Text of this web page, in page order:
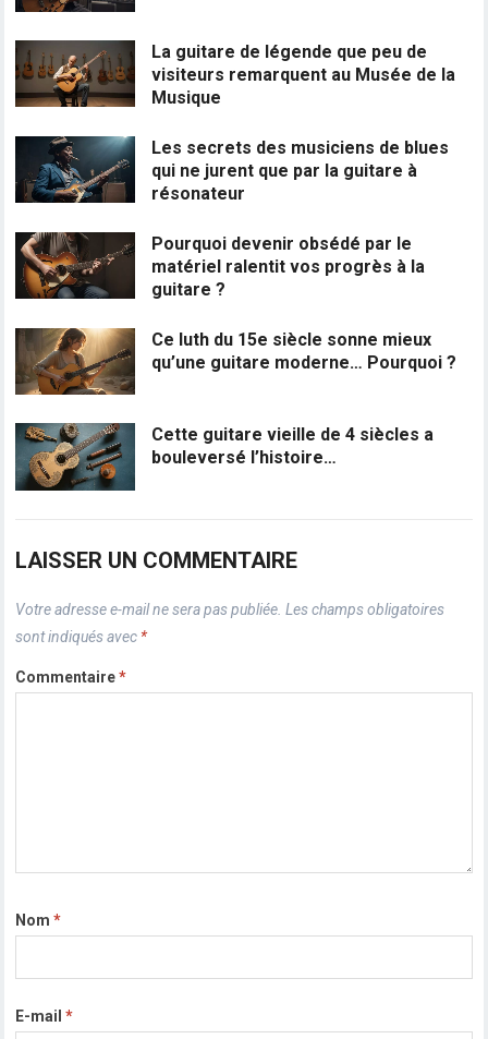
La guitare de légende que peu de
visiteurs remarquent au Musée de la
Musique
Les secrets des musiciens de blues
qui ne jurent que par la guitare à
résonateur
Pourquoi devenir obsédé par le
matériel ralentit vos progrès à la
guitare ?
Ce luth du 15e siècle sonne mieux
qu’une guitare moderne… Pourquoi ?
Cette guitare vieille de 4 siècles a
bouleversé l’histoire…
LAISSER UN COMMENTAIRE
Votre adresse e-mail ne sera pas publiée. Les champs obligatoires
sont indiqués avec *
Commentaire*
Nom*
E-mail*